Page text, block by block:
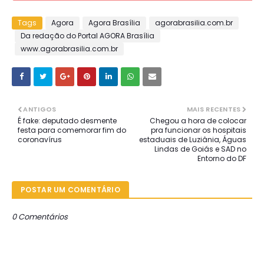
Tags Agora Agora Brasília
agorabrasilia.com.br
Da redação do Portal AGORA Brasília
www.agorabrasilia.com.br
MAIS RECENTES
Chegou a hora de colocar
pra funcionar os hospitais
estaduais de Luziânia, Águas
Lindas de Goiás e SAD no
Entorno do DF
ANTIGOS
É fake: deputado desmente
festa para comemorar fim do
coronavírus
POSTAR UM COMENTÁRIO
0 Comentários